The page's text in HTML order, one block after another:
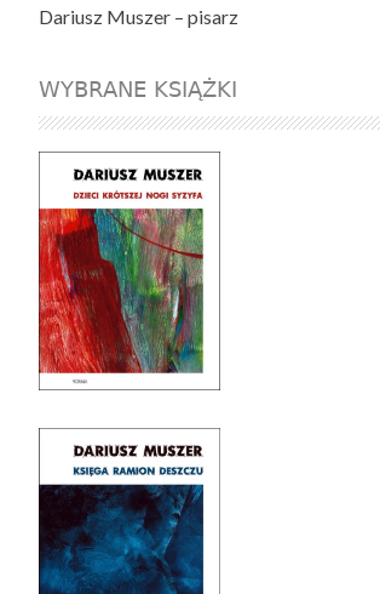
Dariusz Muszer – pisarz
WYBRANE KSIĄŻKI